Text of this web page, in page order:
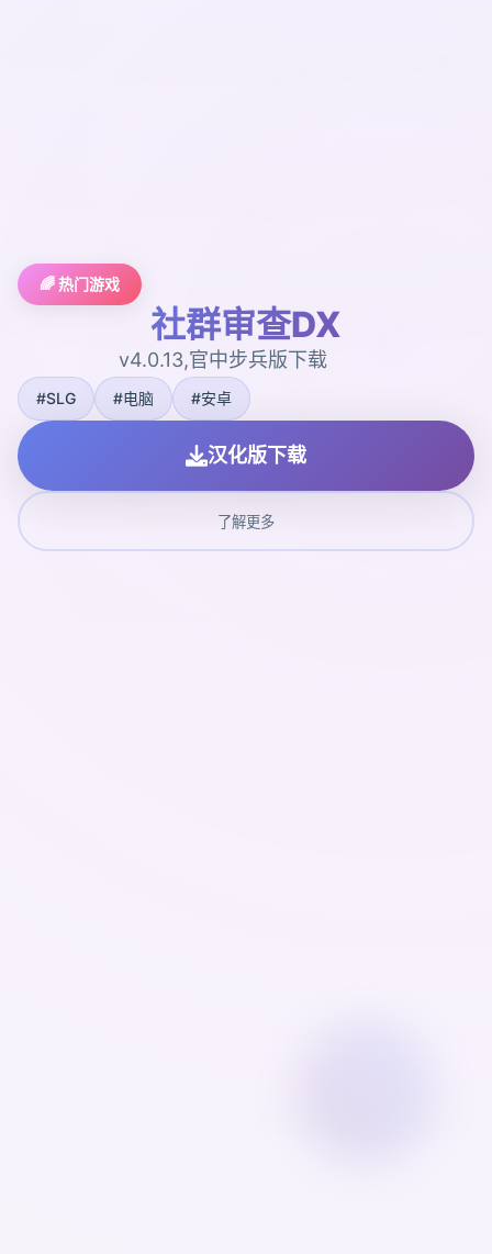
🌈 热门游戏
社群审查DX
v4.0.13,官中步兵版下载
#SLG #电脑 #安卓
汉化版下载
了解更多